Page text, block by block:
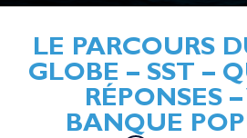
LE PARCOURS
GLOBE – SST –
RÉPONSES
BANQUE